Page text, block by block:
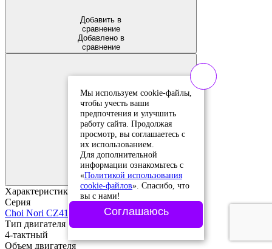
Добавить в
сравнение
Добавлено в
сравнение
Добавить в
избранное
Добавлено в
избранное
Характеристики
Серия
Choi Nori CZ41A
Тип двигателя
4-тактный
Объем двигателя
Мы используем cookie-файлы,
чтобы учесть ваши
предпочтения и улучшить
работу сайта. Продолжая
просмотр, вы соглашаетесь с
их использованием.
Для дополнительной
информации ознакомьтесь с
«Политикой использования
cookie-файлов». Спасибо, что
вы с нами!
Соглашаюсь